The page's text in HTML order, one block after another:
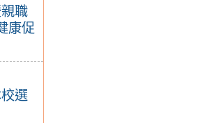
職
康促
選